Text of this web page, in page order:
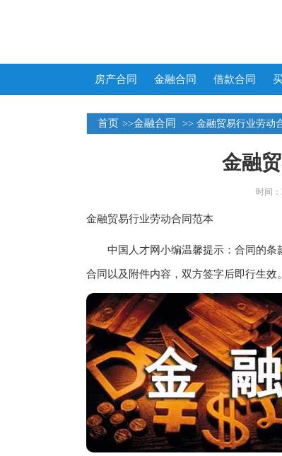
房产合同 金融合同 借款合同
首页 >>金融合同 >> 金融贸易行业劳动
金融
时间：
金融贸易行业劳动合同范本
中国人才网小编温馨提示：合同的条
合同以及附件内容，双方签字后即行生效。